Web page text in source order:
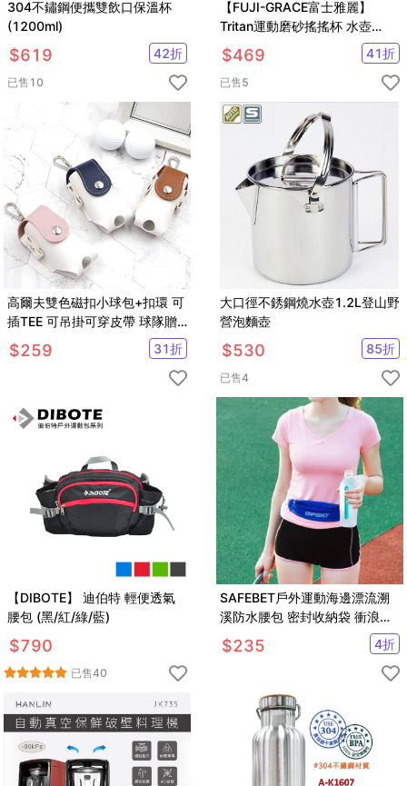
304不鏽鋼便攜雙飲口保溫杯
(1200ml)
$619 42折
已售 10
【FUJI-GRACE富士雅麗】
Tritan運動磨砂搖搖杯 水壺
800ml
$469 41折
已售5
高爾夫雙色磁扣小球包+扣環 可
插TEE 可吊掛可穿皮帶 球隊贈
品 獎品【GF05008】
$259 31折
大口徑不銹鋼燒水壺1.2L登山野
營泡麵壺
$530 85折
已售4
【DIBOTE】 迪伯特 輕便透氣
腰包 (黑/紅/綠/藍)
$790
已售40
SAFEBET戶外運動海邊漂流溯
溪防水腰包 密封收納袋 衝浪潛
水漂流袋【SV6501】
$235 4折